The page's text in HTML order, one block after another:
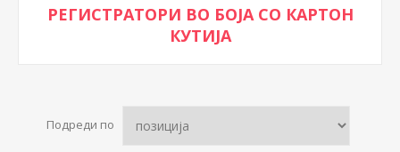
РЕГИСТРАТОРИ ВО БОЈА СО КАРТОН
КУТИЈА
Подреди по